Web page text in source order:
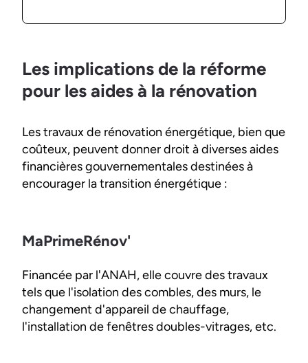
Les implications de la réforme
pour les aides à la rénovation
Les travaux de rénovation énergétique, bien que
coûteux, peuvent donner droit à diverses aides
financières gouvernementales destinées à
encourager la transition énergétique :
MaPrimeRénov'
Financée par l'ANAH, elle couvre des travaux
tels que l'isolation des combles, des murs, le
changement d'appareil de chauffage,
l'installation de fenêtres doubles-vitrages, etc.